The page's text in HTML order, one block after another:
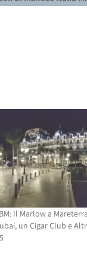
Il Marlow a
un Cigar Club e